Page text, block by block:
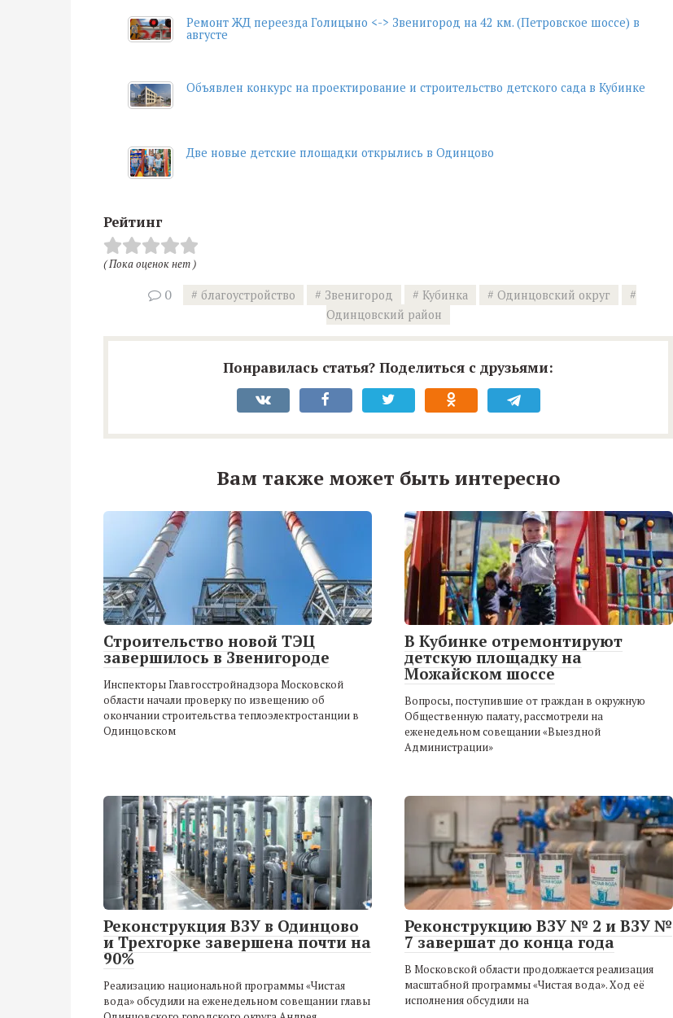
Ремонт ЖД переезда Голицыно <-> Звенигород на 42 км. (Петровское шоссе) в
августе
Объявлен конкурс на проектирование и строительство детского сада в Кубинке
Две новые детские площадки открылись в Одинцово
Рейтинг
( Пока оценок нет )
0 благоустройство Звенигород Кубинка
Одинцовский округ
Одинцовский район
Понравилась статья? Поделиться с друзьями:
Вам также может быть интересно
Строительство новой ТЭЦ
завершилось в Звенигороде
Инспекторы Главгосстройнадзора Московской
области начали проверку по извещению об
окончании строительства теплоэлектростанции в
Одинцовском
В Кубинке отремонтируют
детскую площадку на
Можайском шоссе
Вопросы, поступившие от граждан в окружную
Общественную палату, рассмотрели на
еженедельном совещании «Выездной
Администрации»
Реконструкция ВЗУ в Одинцово
и Трехгорке завершена почти на
90%
Реализацию национальной программы «Чистая
вода» обсудили на еженедельном совещании главы
Реконструкцию ВЗУ № 2 и ВЗУ №
7 завершат до конца года
В Московской области продолжается реализация
масштабной программы «Чистая вода». Ход её
исполнения обсудили на